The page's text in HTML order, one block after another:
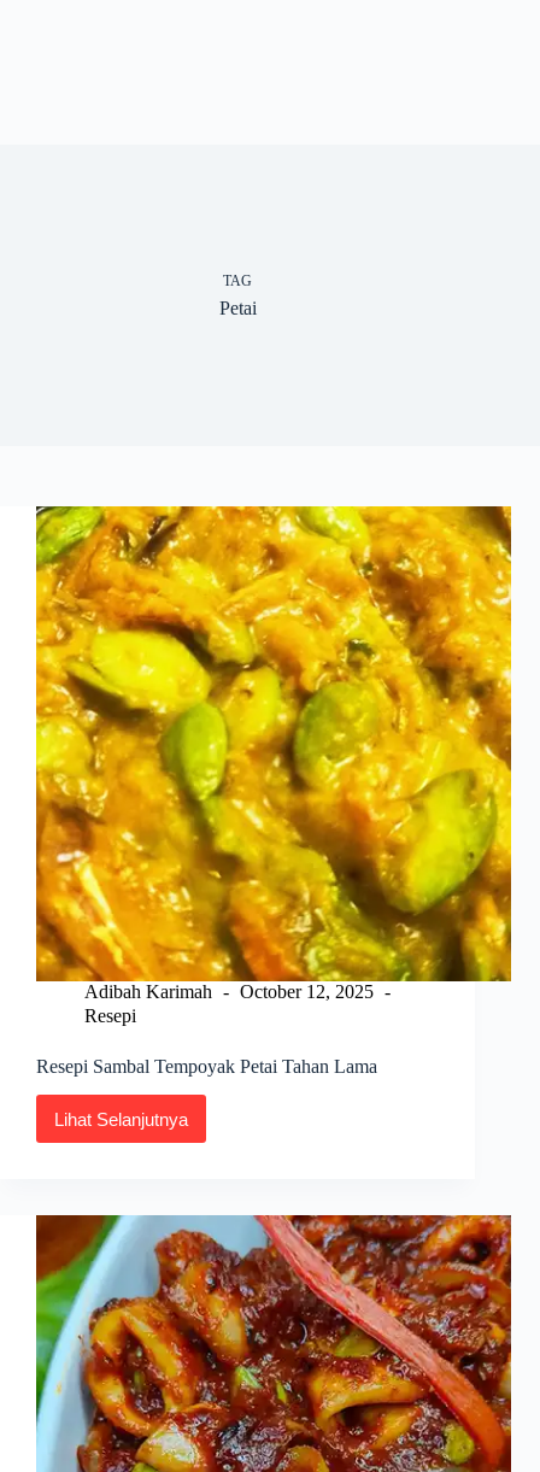
TAG
Petai
Adibah Karimah
October 12, 2025
Resepi
Resepi Sambal Tempoyak Petai Tahan Lama
Lihat Selanjutnya
Resepi
Sambal
Lama